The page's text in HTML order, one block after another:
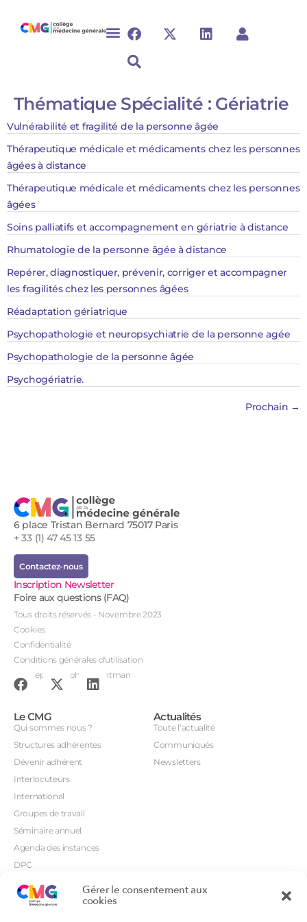
Gérer le consentement aux
cookies
Thématique Spécialité : Gériatrie
Vulnérabilité et fragilité de la personne âgée
Thérapeutique médicale et médicaments chez les personnes
âgées à distance
Thérapeutique médicale et médicaments chez les personnes
âgées
Soins palliatifs et accompagnement en gériatrie à distance
Rhumatologie de la personne âgée à distance
Repérer, diagnostiquer, prévenir, corriger et accompagner
les fragilités chez les personnes âgées
Réadaptation gériatrique
Psychopathologie et neuropsychiatrie de la personne agée
Psychopathologie de la personne âgée
Psychogériatrie.
Prochain →
6 place Tristan Bernard 75017 Paris
+ 33 (1) 47 45 13 55
Contactez-nous
Inscription Newsletter
Foire aux questions (FAQ)
Tous droits réservés - Novembre 2023
Cookies
Confidentialité
Conditions générales d'utilisation
Conception : John Brightman
Le CMG
Qui sommes nous ?
Structures adhérentes
Dévenir adhérent
Interlocuteurs
International
Groupes de travail
Séminaire annuel
Agenda des instances
DPC
Orientations prioritaires
Actualités
Toute l’actualité
Communiqués
Newsletters